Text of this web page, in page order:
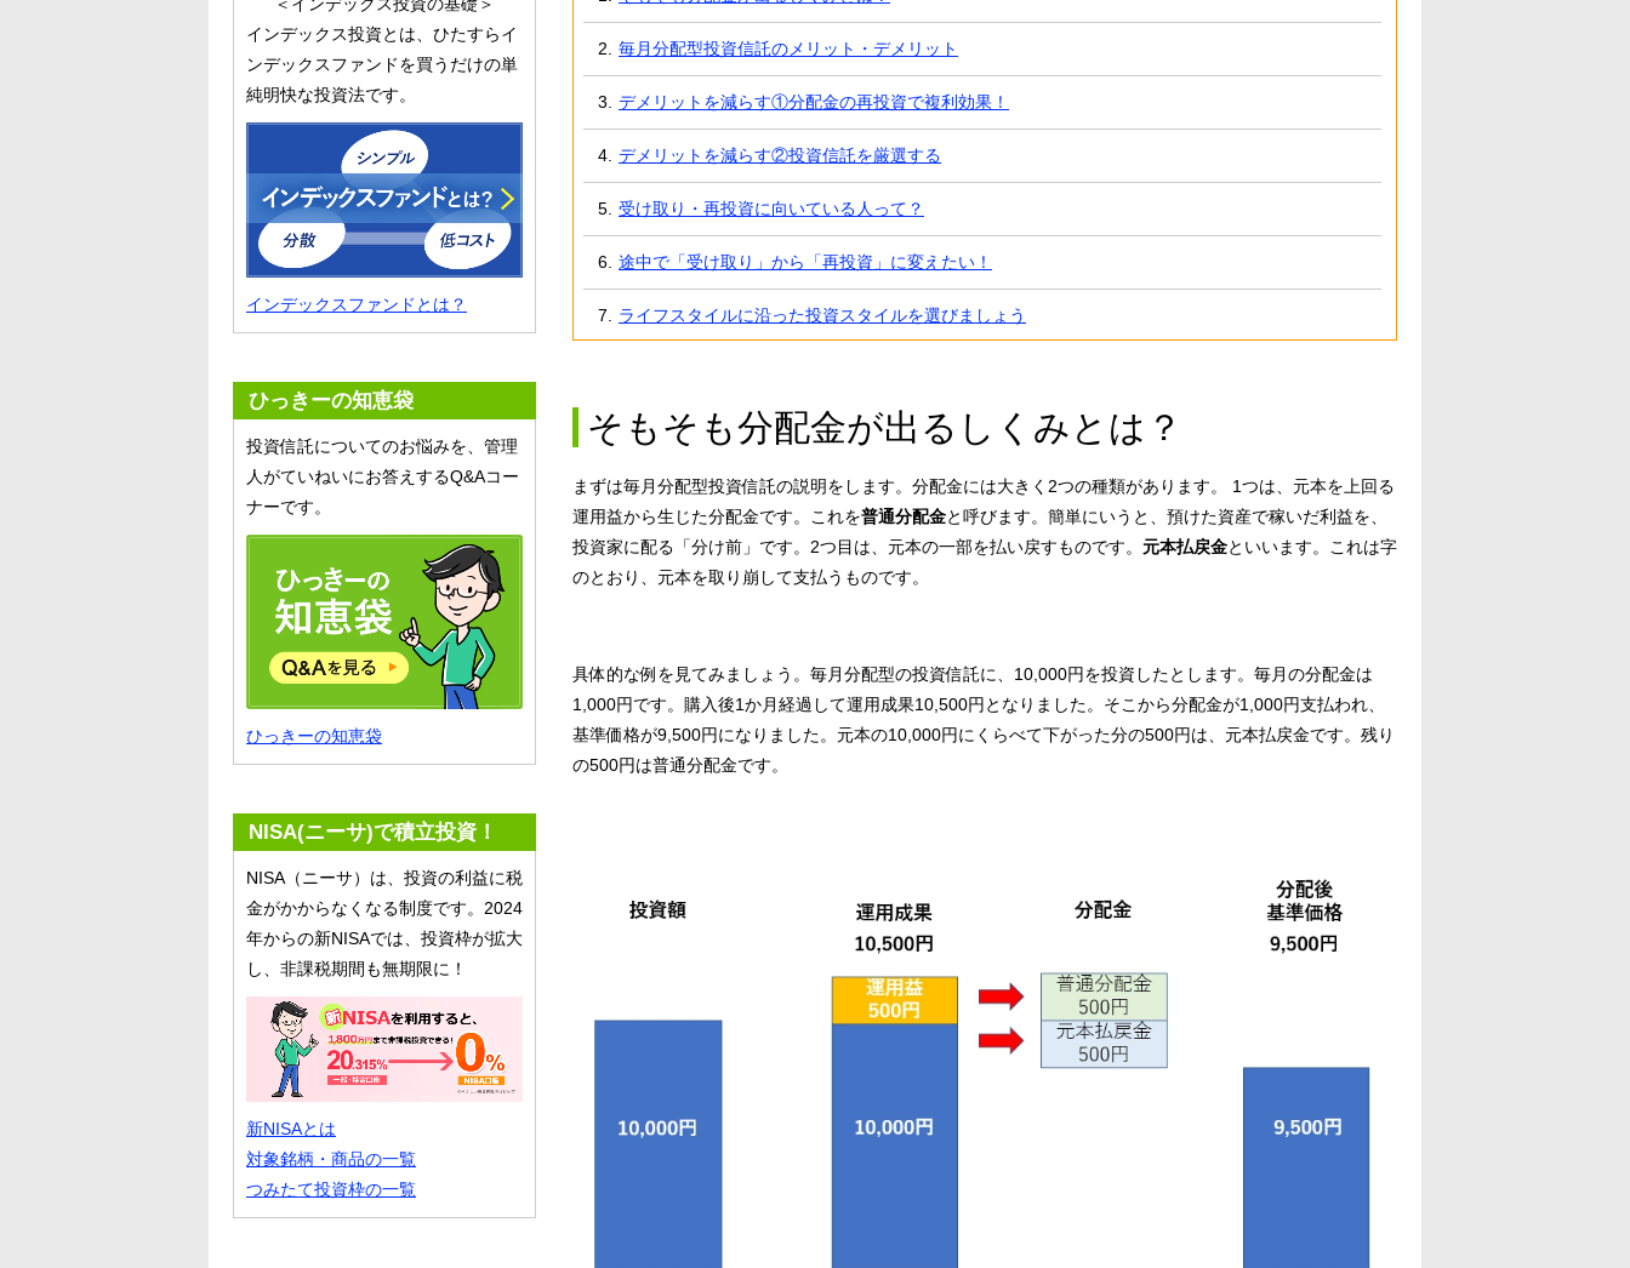
毎月分配型投資信託のメリット・デメリット
デメリットを減らす①分配金の再投資で複利効果！
デメリットを減らす②投資信託を厳選する
受け取り・再投資に向いている人って？
途中で「受け取り」から「再投資」に変えたい！
ライフスタイルに沿った投資スタイルを選びましょう
そもそも分配金が出るしくみとは？
まずは毎月分配型投資信託の説明をします。分配金には大きく2つの種類があります。 1つは、元本を上回る
運用益から生じた分配金です。これを普通分配金と呼びます。簡単にいうと、預けた資産で稼いだ利益を、
投資家に配る「分け前」です。2つ目は、元本の一部を払い戻すものです。 元本払戻金といいます。これは字
のとおり、元本を取り崩して支払うものです。
具体的な例を見てみましょう。毎月分配型の投資信託に、10,000円を投資したとします。毎月の分配金は
1,000円です。購入後1か月経過して運用成果10,500円となりました。そこから分配金が1,000円支払われ、
基準価格が9,500円になりました。元本の10,000円にくらべて下がった分の500円は、元本払戻金です。残り
の500円は普通分配金です。
インデックス投資とは、ひたすらイ
ンデックスファンドを買うだけの単
純明快な投資法です。
インデックスファンドとは？
ひっきーの知恵袋
投資信託についてのお悩みを、管理
人がていねいにお答えするQ&Aコー
ナーです。
ひっきーの知恵袋
NISA(ニーサ)で積立投資！
NISA（ニーサ）は、投資の利益に税
金がかからなくなる制度です。2024
年からの新NISAでは、投資枠が拡大
し、非課税期間も無期限に！
新NISAとは
対象銘柄・商品の一覧
つみたて投資枠の一覧